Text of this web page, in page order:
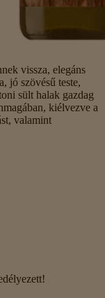
vissza, elegáns
jó szövésű teste,
sült halak gazdag
kiélvezve a
valamint